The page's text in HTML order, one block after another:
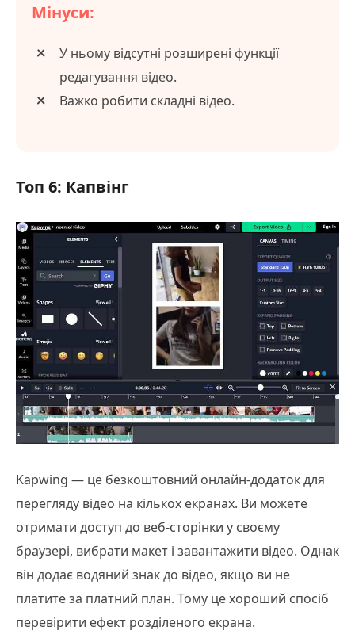
Мінуси:
У ньому відсутні розширені функції
редагування відео.
Важко робити складні відео.
Топ 6: Капвінг
Kapwing — це безкоштовний онлайн-додаток для
перегляду відео на кількох екранах. Ви можете
отримати доступ до веб-сторінки у своєму
браузері, вибрати макет і завантажити відео. Однак
він додає водяний знак до відео, якщо ви не
платите за платний план. Тому це хороший спосіб
перевірити ефект розділеного екрана.